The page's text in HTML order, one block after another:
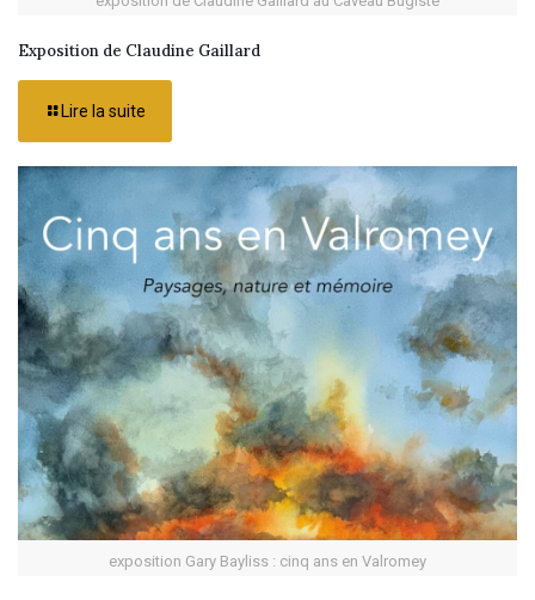
Exposition de Claudine Gaillard
Lire la suite
exposition Gary Bayliss : cinq ans en Valromey